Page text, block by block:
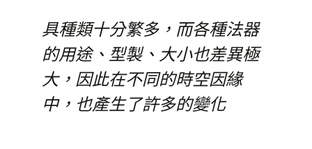
具種類十分繁多，而各種法器
的用途、型製、大小也差異極
大，因此在不同的時空因緣
中，也產生了許多的變化